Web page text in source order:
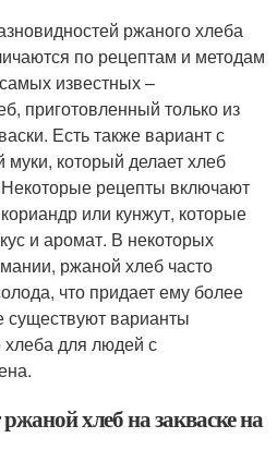
ржаного хлеба
по рецептам и методам
известных –
приготовленный только из
Есть также вариант с
который делает хлеб
рецепты включают
или кунжут, которые
и аромат. В некоторых
ржаной хлеб часто
что придает ему более
варианты
хлеба для людей с
хлеб на закваске на